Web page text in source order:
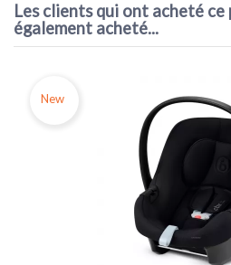
Référence 521003593
Les clients qui ont acheté
également acheté...
New